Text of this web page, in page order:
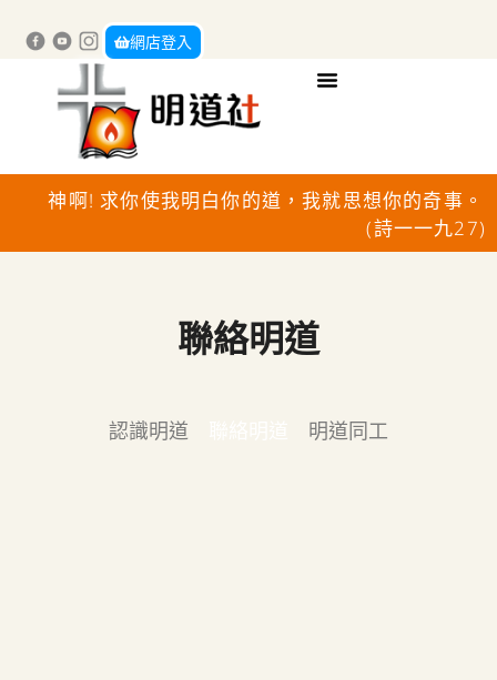
網店登入
神啊! 求你使我明白你的道，我就思想你的奇事。
(詩一一九27)
聯絡明道
認識明道 明道同工